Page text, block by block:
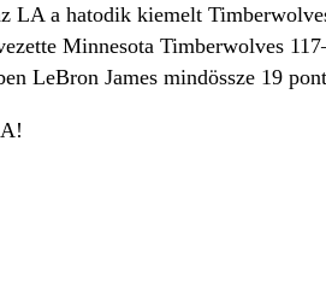
LA a hatodik kiemelt
Minnesota Timberwolves
LeBron James mindössze 19